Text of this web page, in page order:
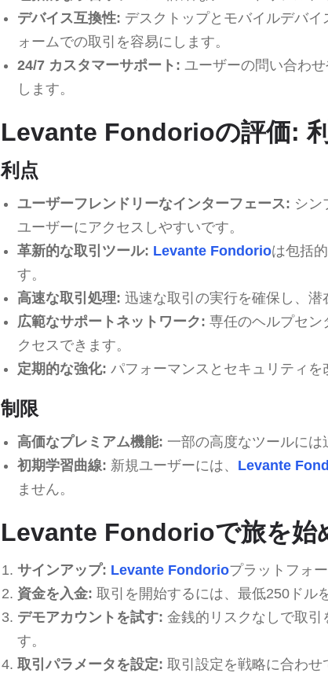
デバイス互換性: デスクトップとモバイルデバ
ォームでの取引を容易にします。
24/7 カスタマーサポート: ユーザーの問い合わ
します。
Levante Fondorioの評価:
利点
ユーザーフレンドリーなインターフェース: シン
ユーザーにアクセスしやすいです。
革新的な取引ツール: Levante Fondorioは包括
す。
高速な取引処理: 迅速な取引の実行を確保し、潜
広範なサポートネットワーク: 専任のヘルプセン
クセスできます。
定期的な強化: パフォーマンスとセキュリティを
制限
高価なプレミアム機能: 一部の高度なツールには
初期学習曲線: 新規ユーザーには、 Levante
ません。
Levante Fondorioで旅を始
サインアップ: Levante Fondorioプラットフォ
資金を入金: 取引を開始するには、最低250ドル
デモアカウントを試す: 金銭的リスクなしで取引
す。
取引パラメータを設定: 取引設定を戦略に合わせ